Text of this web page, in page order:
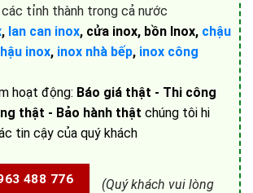
tỉnh thành trong cả nước
, lan can inox, cửa inox, bồn Inox, chậu
inox, inox nhà bếp, inox công
hoạt động: Báo giá thật - Thi công
thật - Bảo hành thật chúng tôi hi
tin cậy của quý khách
488 776 (Quý khách vui lòng